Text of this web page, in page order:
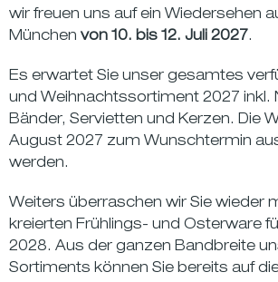
wir freuen uns auf ein Wiedersehen
München von 10. bis 12. Juli 2027.
Es erwartet Sie unser gesamtes
und Weihnachtssortiment 2027 inkl.
Bänder, Servietten und Kerzen. Die
August 2027 zum Wunschtermin
werden.
Weiters überraschen wir Sie wieder
kreierten Frühlings- und Osterware
2028. Aus der ganzen Bandbreite
Sortiments können Sie bereits auf